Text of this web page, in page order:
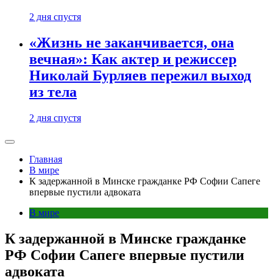
2 дня спустя
«Жизнь не заканчивается, она
вечная»: Как актер и режиссер
Николай Бурляев пережил выход
из тела
2 дня спустя
Главная
В мире
К задержанной в Минске гражданке РФ Софии Сапеге
впервые пустили адвоката
В мире
К задержанной в Минске гражданке
РФ Софии Сапеге впервые пустили
адвоката